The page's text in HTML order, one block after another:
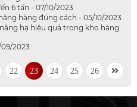
6 tấn - 07/10/2023
hàng đúng cách - 05/10/2023
hạ hiệu quả trong kho hàng
2023
22 23 24 25 26